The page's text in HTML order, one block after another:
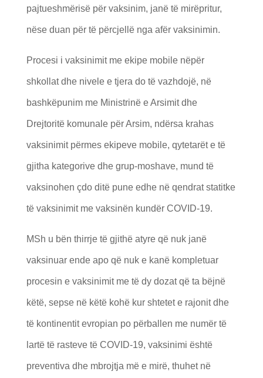
pajtueshmërisë për vaksinim, janë të mirëpritur,
nëse duan për të përcjellë nga afër vaksinimin.
Procesi i vaksinimit me ekipe mobile nëpër
shkollat dhe nivele e tjera do të vazhdojë, në
bashkëpunim me Ministrinë e Arsimit dhe
Drejtoritë komunale për Arsim, ndërsa krahas
vaksinimit përmes ekipeve mobile, qytetarët e të
gjitha kategorive dhe grup-moshave, mund të
vaksinohen çdo ditë pune edhe në qendrat statitke
të vaksinimit me vaksinën kundër COVID-19.
MSh u bën thirrje të gjithë atyre që nuk janë
vaksinuar ende apo që nuk e kanë kompletuar
procesin e vaksinimit me të dy dozat që ta bëjnë
këtë, sepse në këtë kohë kur shtetet e rajonit dhe
të kontinentit evropian po përballen me numër të
lartë të rasteve të COVID-19, vaksinimi është
preventiva dhe mbrojtja më e mirë, thuhet në